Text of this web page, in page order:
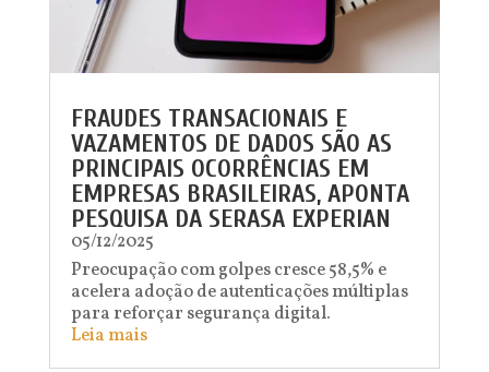
FRAUDES TRANSACIONAIS E
VAZAMENTOS DE DADOS SÃO AS
PRINCIPAIS OCORRÊNCIAS EM
EMPRESAS BRASILEIRAS, APONTA
PESQUISA DA SERASA EXPERIAN
05/12/2025
Preocupação com golpes cresce 58,5% e
acelera adoção de autenticações múltiplas
para reforçar segurança digital.
Leia mais